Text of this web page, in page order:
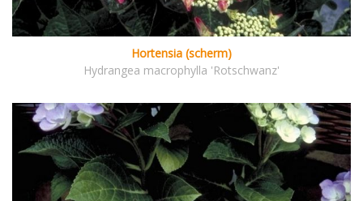
Hortensia (scherm)
Hydrangea macrophylla 'Rotschwanz'